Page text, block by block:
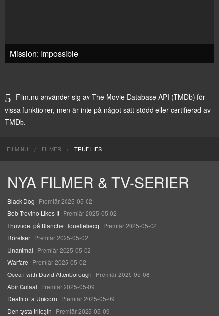
Mission: Impossible
Film.nu använder sig av The Movie Database API (TMDb) för
vissa funktioner, men är inte på något sätt stödd eller certifierad av
TMDb.
FILM.NU FILMER TRUE LIES
NYA FILMER & TV-SERIER
Black Dog Premiär 2025-05-02
Bob Trevino Likes It Premiär 2025-05-02
I huvudet på Blanche Houellebecq Premiär 2025-05-02
Rörelser Premiär 2025-05-02
Unanimal Premiär 2025-05-02
Warfare Premiär 2025-05-02
Ocean with David Attenborough Premiär 2025-05-08
Abir Gulaal Premiär 2025-05-09
Death of a Unicorn Premiär 2025-05-09
Den tysta trilogin Premiär 2025-05-09